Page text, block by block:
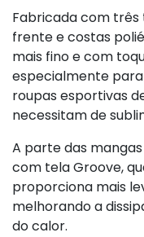
Fabricada com três
frente e costas
mais fino e com
especialmente
roupas esportivas
necessitam de
A parte das
com tela Groove,
proporciona mais
melhorando a
do calor.